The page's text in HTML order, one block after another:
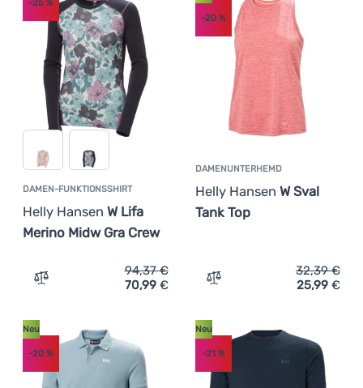
DAMEN-FUNKTIONSSHIRT
Helly Hansen W Lifa
Merino Midw Gra Crew
-25 %
Zum Vergleich 'Damen-Funktionsshirt Helly Hansen W
94,37€
70,99 €
DAMENUNTERHEMD
Helly Hansen W Sval
Tank Top
-20%
Zum Vergleich
32,39€
25,99 €
Neu
-20 %
Neu
-21%